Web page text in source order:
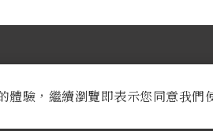
驗，繼續瀏覽即表示您同意我們